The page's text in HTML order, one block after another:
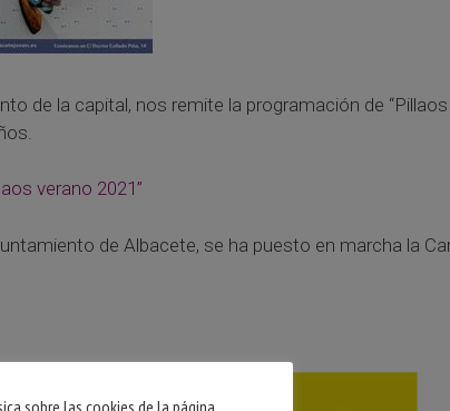
de la capital, nos remite la programación de
verano 2021”
de Albacete, se ha puesto en marcha la
sobre las cookies de la página